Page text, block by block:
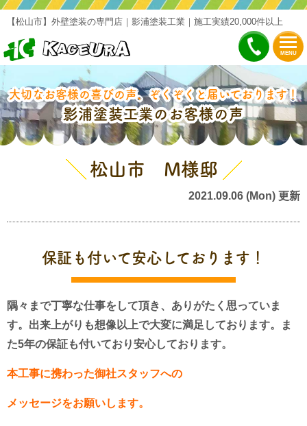
MENU
【松山市】外壁塗装の専門店｜影浦塗装工業｜施工実績20,000件以上
大切なお客様の喜びの声、ぞくぞくと届いております！
影浦塗装工業のお客様の声
松山市 M様邸
2021.09.06 (Mon) 更新
保証も付いて安心しております！
隅々まで丁寧な仕事をして頂き、ありがたく思っていま
す。 出来上がりも想像以上で大変に満足しております。
ま
た5年の保証も付いており安心しております。
本工事に携わった御社スタッフへの
メッセージをお願いします。